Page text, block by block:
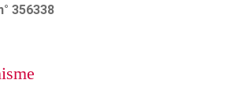
356338